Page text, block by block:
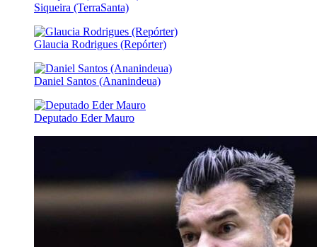
Siqueira (TerraSanta)
Glaucia Rodrigues (Repórter)
Daniel Santos (Ananindeua)
Deputado Eder Mauro